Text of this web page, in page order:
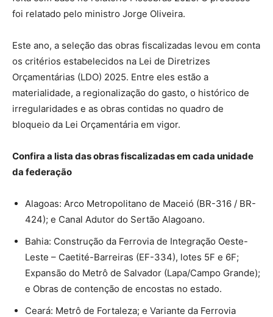
foi relatado pelo ministro Jorge Oliveira.
Este ano, a seleção das obras fiscalizadas levou em conta
os critérios estabelecidos na Lei de Diretrizes
Orçamentárias (LDO) 2025. Entre eles estão a
materialidade, a regionalização do gasto, o histórico de
irregularidades e as obras contidas no quadro de
bloqueio da Lei Orçamentária em vigor.
Confira a lista das obras fiscalizadas em cada unidade
da federação
Alagoas: Arco Metropolitano de Maceió (BR-316 / BR-
424); e Canal Adutor do Sertão Alagoano.
Bahia: Construção da Ferrovia de Integração Oeste-
Leste – Caetité-Barreiras (EF-334), lotes 5F e 6F;
Expansão do Metrô de Salvador (Lapa/Campo Grande);
e Obras de contenção de encostas no estado.
Ceará: Metrô de Fortaleza; e Variante da Ferrovia